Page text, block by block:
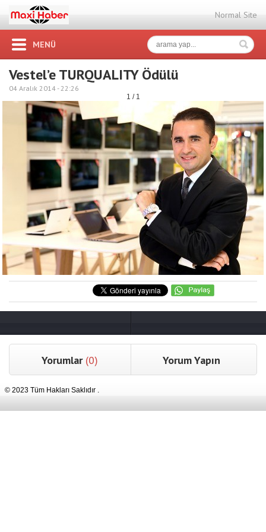
Normal Site
MENÜ
Vestel’e TURQUALITY Ödülü
04 Aralık 2014 -22:26
1 / 1
Yorumlar (0) Yorum Yapın
© 2023 Tüm Hakları Saklıdır .